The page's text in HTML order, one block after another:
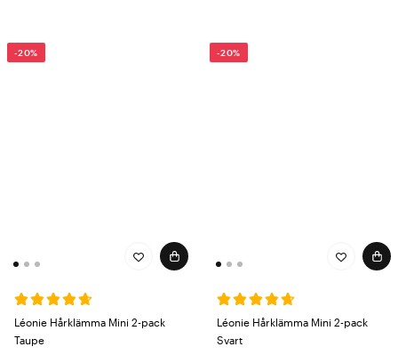
-20%
Léonie Hårklämma Mini 2-pack
Taupe
-20%
Léonie Hårklämma Mini 2-pack
Svart